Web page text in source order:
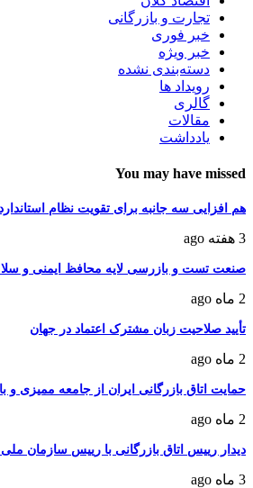
تجارت و بازرگانی
خبر فوری
خبر ویژه
دسته‌بندی نشده
رویداد ها
گالری
مقالات
یادداشت
You may have missed
هم افزایی سه جانبه برای تقویت نظام
3 هفته ago
صنعت تست و بازرسی لایه محافظ ایمنی و
2 ماه ago
تأیید صلاحیت زبان مشترک اعتماد در جهان
2 ماه ago
حمایت اتاق بازرگانی ایران از جامعه ممیزی و
2 ماه ago
دیدار رییس اتاق بازرگانی با رییس سازمان ملی
3 ماه ago